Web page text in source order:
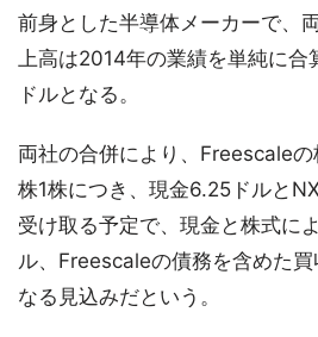
前身とした半導体メーカーで、
上高は2014年の業績を単純に合
ドルとなる。
両社の合併により、Freescale
株1株につき、現金6.25ドルと
受け取る予定で、現金と株式に
ル、Freescaleの債務を含めた
なる見込みだという。